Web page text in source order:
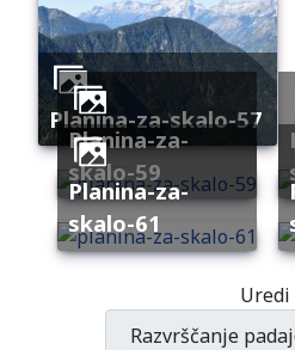
planina-za-skalo-57
planina-za-
skalo-59
planina-za-
skalo-61
Uredi